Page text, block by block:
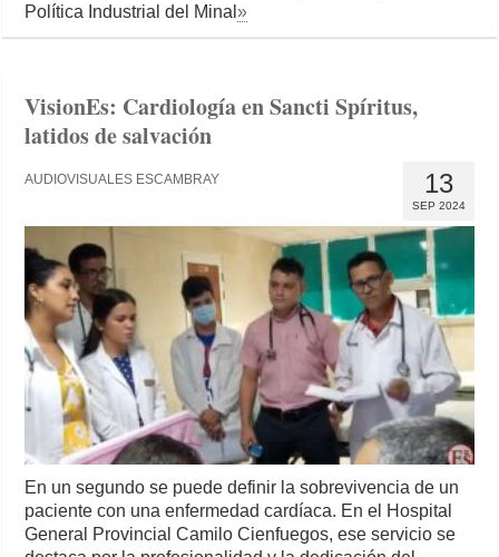
Política Industrial del Minal»
VisionEs: Cardiología en Sancti Spíritus,
latidos de salvación
13
SEP 2024
AUDIOVISUALES ESCAMBRAY
En un segundo se puede definir la sobrevivencia de un
paciente con una enfermedad cardíaca. En el Hospital
General Provincial Camilo Cienfuegos, ese servicio se